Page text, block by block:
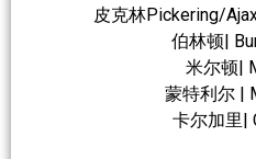
皮克林Pickering/
伯林顿|
米尔顿|
蒙特利尔 |
卡尔加里|